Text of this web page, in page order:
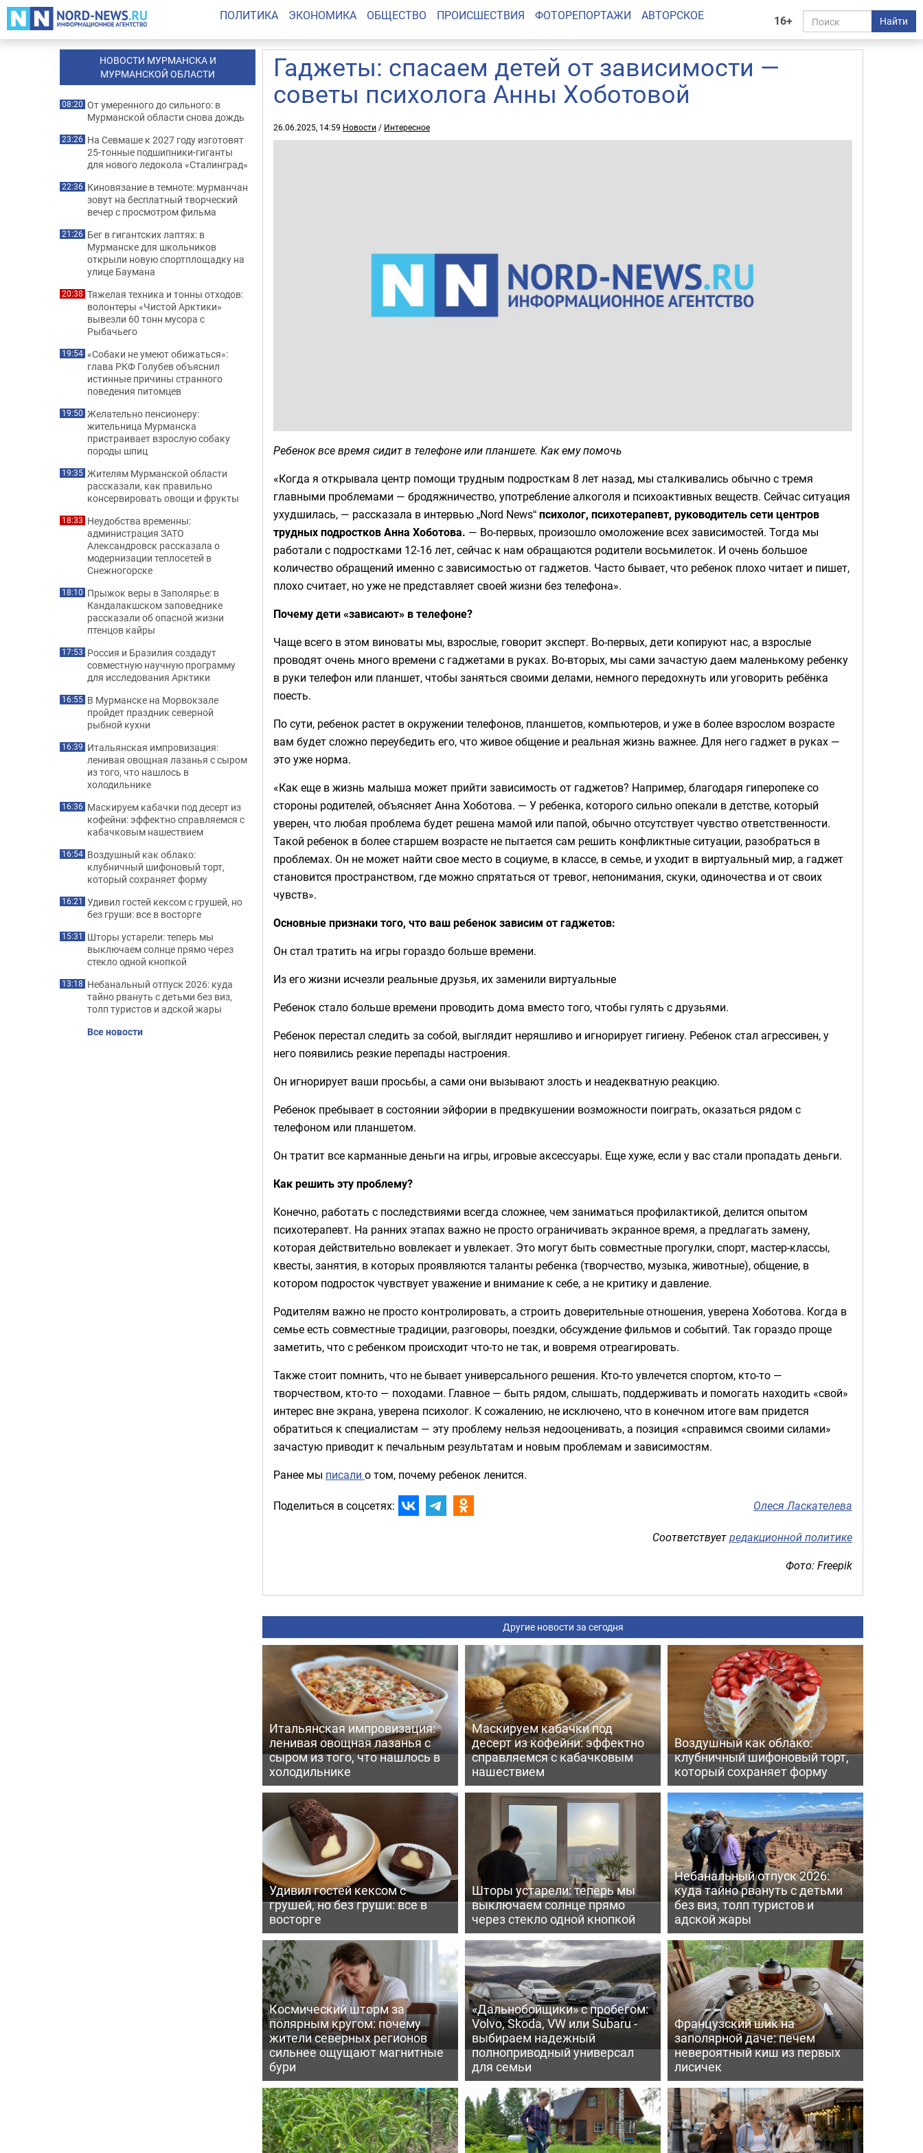
16+ Найти
ПОЛИТИКА ЭКОНОМИКА ОБЩЕСТВО ПРОИСШЕСТВИЯ ФОТОРЕПОРТАЖИ АВТОРСКОЕ
Гаджеты: спасаем детей от зависимости —
советы психолога Анны Хоботовой
26.06.2025, 14:59 Новости / Интересное
Ребенок все время сидит в телефоне или планшете. Как ему помочь
«Когда я открывала центр помощи трудным подросткам 8 лет назад, мы сталкивались обычно с тремя
главными проблемами — бродяжничество, употребление алкоголя и психоактивных веществ. Сейчас ситуация
ухудшилась, — рассказала в интервью „Nord News“психолог, психотерапевт, руководитель сети центров
трудных подростков Анна Хоботова. — Во-первых, произошло омоложение всех зависимостей. Тогда мы
работали с подростками 12-16 лет, сейчас к нам обращаются родители восьмилеток. И очень большое
количество обращений именно с зависимостью от гаджетов. Часто бывает, что ребенок плохо читает и пишет,
плохо считает, но уже не представляет своей жизни без телефона».
Почему дети «зависают» в телефоне?
Чаще всего в этом виноваты мы, взрослые, говорит эксперт. Во-первых, дети копируют нас, а взрослые
проводят очень много времени с гаджетами в руках. Во-вторых, мы сами зачастую даем маленькому ребенку
в руки телефон или планшет, чтобы заняться своими делами, немного передохнуть или уговорить ребёнка
поесть.
По сути, ребенок растет в окружении телефонов, планшетов, компьютеров, и уже в более взрослом возрасте
вам будет сложно переубедить его, что живое общение и реальная жизнь важнее. Для него гаджет в руках —
это уже норма.
«Как еще в жизнь малыша может прийти зависимость от гаджетов? Например, благодаря гиперопеке со
стороны родителей, объясняет Анна Хоботова. — У ребенка, которого сильно опекали в детстве, который
уверен, что любая проблема будет решена мамой или папой, обычно отсутствует чувство ответственности.
Такой ребенок в более старшем возрасте не пытается сам решить конфликтные ситуации, разобраться в
проблемах. Он не может найти свое место в социуме, в классе, в семье, и уходит в виртуальный мир, а гаджет
становится пространством, где можно спрятаться от тревог, непонимания, скуки, одиночества и от своих
чувств».
Основные признаки того, что ваш ребенок зависим от гаджетов:
Он стал тратить на игры гораздо больше времени.
Из его жизни исчезли реальные друзья, их заменили виртуальные
Ребенок стало больше времени проводить дома вместо того, чтобы гулять с друзьями.
Ребенок перестал следить за собой, выглядит неряшливо и игнорирует гигиену. Ребенок стал агрессивен, у
него появились резкие перепады настроения.
Он игнорирует ваши просьбы, а сами они вызывают злость и неадекватную реакцию.
Ребенок пребывает в состоянии эйфории в предвкушении возможности поиграть, оказаться рядом с
телефоном или планшетом.
Он тратит все карманные деньги на игры, игровые аксессуары. Еще хуже, если у вас стали пропадать деньги.
Как решить эту проблему?
Конечно, работать с последствиями всегда сложнее, чем заниматься профилактикой, делится опытом
психотерапевт. На ранних этапах важно не просто ограничивать экранное время, а предлагать замену,
которая действительно вовлекает и увлекает. Это могут быть совместные прогулки, спорт, мастер-классы,
квесты, занятия, в которых проявляются таланты ребенка (творчество, музыка, животные), общение, в
котором подросток чувствует уважение и внимание к себе, а не критику и давление.
Родителям важно не просто контролировать, а строить доверительные отношения, уверена Хоботова. Когда в
семье есть совместные традиции, разговоры, поездки, обсуждение фильмов и событий. Так гораздо проще
заметить, что с ребенком происходит что-то не так, и вовремя отреагировать.
Также стоит помнить, что не бывает универсального решения. Кто-то увлечется спортом, кто-то —
творчеством, кто-то — походами. Главное — быть рядом, слышать, поддерживать и помогать находить «свой»
интерес вне экрана, уверена психолог. К сожалению, не исключено, что в конечном итоге вам придется
обратиться к специалистам — эту проблему нельзя недооценивать, а позиция «справимся своими силами»
зачастую приводит к печальным результатам и новым проблемам и зависимостям.
Ранее мы писали о том, почему ребенок ленится.
Поделиться в соцсетях: Олеся Ласкателева
Соответствуетредакционной политике
Фото: Freepik
Другие новости за сегодня
Итальянская импровизация:
ленивая овощная лазанья с
сыром из того, что нашлось в
холодильнике
Маскируем кабачки под
десерт из кофейни: эффектно
справляемся с кабачковым
нашествием
Воздушный как облако:
клубничный шифоновый торт,
который сохраняет форму
Удивил гостей кексом с
грушей, но без груши: все в
восторге
Шторы устарели: теперь мы
выключаем солнце прямо
через стекло одной кнопкой
Небанальный отпуск 2026:
куда тайно рвануть с детьми
без виз, толп туристов и
адской жары
Космический шторм за
полярным кругом: почему
жители северных регионов
сильнее ощущают магнитные
бури
«Дальнобойщики» с пробегом:
Volvo, Skoda, VW или Subaru -
выбираем надежный
полноприводный универсал
для семьи
Французский шик на
заполярной даче: печем
невероятный киш из первых
лисичек
НОВОСТИ МУРМАНСКА И
МУРМАНСКОЙ ОБЛАСТИ
08:20 От умеренного до сильного: в
Мурманской области снова дождь
23:26 На Севмаше к 2027 году изготовят
25-тонные подшипники-гиганты
для нового ледокола «Сталинград»
22:36 Киновязание в темноте: мурманчан
зовут на бесплатный творческий
вечер с просмотром фильма
21:26 Бег в гигантских лаптях: в
Мурманске для школьников
открыли новую спортплощадку на
улице Баумана
20:38 Тяжелая техника и тонны отходов:
волонтеры «Чистой Арктики»
вывезли 60 тонн мусора с
Рыбачьего
19:54 «Собаки не умеют обижаться»:
глава РКФ Голубев объяснил
истинные причины странного
поведения питомцев
19:50 Желательно пенсионеру:
жительница Мурманска
пристраивает взрослую собаку
породы шпиц
19:35 Жителям Мурманской области
рассказали, как правильно
консервировать овощи и фрукты
18:33 Неудобства временны:
администрация ЗАТО
Александровск рассказала о
модернизации теплосетей в
Снежногорске
18:10 Прыжок веры в Заполярье: в
Кандалакшском заповеднике
рассказали об опасной жизни
птенцов кайры
17:53 Россия и Бразилия создадут
совместную научную программу
для исследования Арктики
16:55 В Мурманске на Морвокзале
пройдет праздник северной
рыбной кухни
16:39 Итальянская импровизация:
ленивая овощная лазанья с сыром
из того, что нашлось в
холодильнике
16:36 Маскируем кабачки под десерт из
кофейни: эффектно справляемся с
кабачковым нашествием
16:54 Воздушный как облако:
клубничный шифоновый торт,
который сохраняет форму
16:21 Удивил гостей кексом с грушей, но
без груши: все в восторге
15:31 Шторы устарели: теперь мы
выключаем солнце прямо через
стекло одной кнопкой
13:18 Небанальный отпуск 2026: куда
тайно рвануть с детьми без виз,
толп туристов и адской жары
Все новости